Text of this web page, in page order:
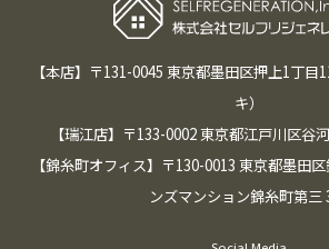
【本店】〒131-0045 東京都墨田区押上1丁目
キ）
【瑞江店】〒133-0002 東京都江戸川区谷
【錦糸町オフィス】〒130-0013 東京都墨田
ンズマンション錦糸町第三